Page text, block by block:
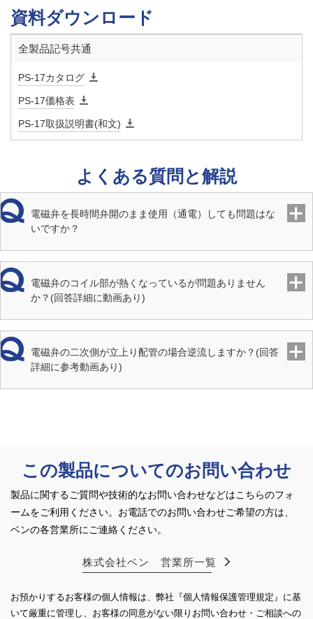
量
定格電圧 AC100/200V 50/60Hz AC110/220V 60Hz共用
周囲温度
を併用してください。
）
端接続 JIS Rcねじ
取付姿勢 水平配管にコイルを上にした正立取付
材質 本
SCS
材質 弁
体
資料ダウンロード
全製品記号共通
PS-17カタログ
PS-17価格表
PS-17取扱説明書(和文)
よくある質問と解説
電磁弁を長時間弁開のまま使用（通電）しても問題はな
いですか？
電磁弁のコイル部が熱くなっているが問題ありません
か？(回答詳細に動画あり)
電磁弁の二次側が立上り配管の場合逆流しますか？(回答
詳細に参考動画あり)
この製品についてのお問い合わせ
製品に関するご質問や技術的なお問い合わせなどはこちらのフォ
ームをご利用ください。 お電話でのお問い合わせご希望の方は、
ベンの各営業所にご連絡ください。
株式会社ベン 営業所一覧
お預かりするお客様の個人情報は、弊社『個人情報保護管理規定』に基
いて厳重に管理し、お客様の同意がない限り お問い合わせ・ご相談への